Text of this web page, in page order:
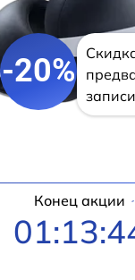
-20%
Конец акции